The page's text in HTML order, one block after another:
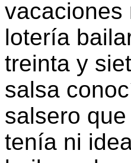
vacaciones
lotería
treinta y
salsa
salsero
tenía ni